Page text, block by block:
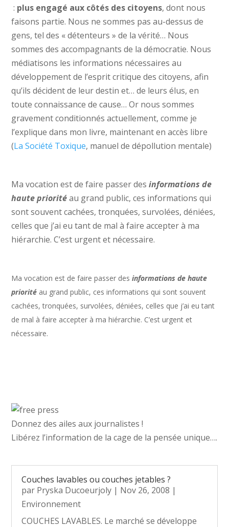
: plus engagé aux côtés des citoyens, dont nous
faisons partie. Nous ne sommes pas au-dessus de
gens, tel des « détenteurs » de la vérité… Nous
sommes des accompagnants de la démocratie. Nous
médiatisons les informations nécessaires au
développement de l’esprit critique des citoyens, afin
qu’ils décident de leur destin et… de leurs élus, en
toute connaissance de cause… Or nous sommes
gravement conditionnés actuellement, comme je
l’explique dans mon livre, maintenant en accès libre
(La Société Toxique, manuel de dépollution mentale)
Ma vocation est de faire passer desinformations de
haute priorité au grand public, ces informations qui
sont souvent cachées, tronquées, survolées, déniées,
celles que j’ai eu tant de mal à faire accepter à ma
hiérarchie. C’est urgent et nécessaire.
Ma vocation est de faire passer desinformations de haute
priorité au grand public, ces informations qui sont souvent
cachées, tronquées, survolées, déniées, celles que j’ai eu tant
de mal à faire accepter à ma hiérarchie. C’est urgent et
nécessaire.
Donnez des ailes aux journalistes !
Libérez l’information de la cage de la pensée unique….
Couches lavables ou couches jetables ?
par Pryska Ducoeurjoly | Nov 26, 2008 |
Environnement
COUCHES LAVABLES. Le marché se développe